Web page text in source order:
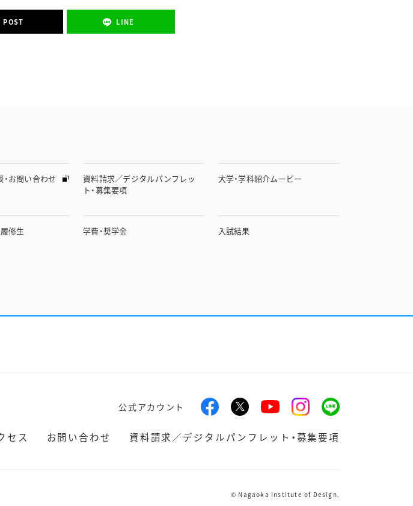
POST LINE
お問い合わせ
資料請求／デジタルパンフレッ
ト・募集要項
大学・学科紹介ムービー
修生 学費・奨学金 入試結果
公式アカウント
セス お問い合わせ 資料請求／デジタルパンフレット・募集要項
© Nagaoka Institute of Design.